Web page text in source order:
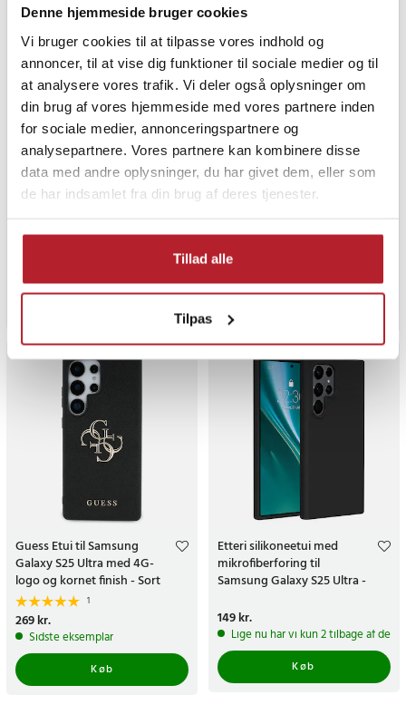
Denne hjemmeside bruger cookies
Vi bruger cookies til at tilpasse vores indhold og
annoncer, til at vise dig funktioner til sociale medier og til
at analysere vores trafik. Vi deler også oplysninger om
din brug af vores hjemmeside med vores partnere inden
for sociale medier, annonceringspartnere og
analysepartnere. Vores partnere kan kombinere disse
data med andre oplysninger, du har givet dem, eller som
de har indsamlet fra din brug af deres tjenester.
Tillad alle
Tilpas
Flip-etui med stativ og
sleep-funktion til Samsung
Kortholder og stativ med
magnet til Samsung Galaxy
1
Pris
89 kr.
Guess Etui til Samsung
Galaxy S25 Ultra med 4G-
logo og kornet finish - Sort
1
Pris:269 kr.
269 kr.
Sidste eksemplar
Køb
Etteri silikoneetui med
mikrofiberforing til
Samsung Galaxy S25 Ultra -
Pris:149 kr.
149 kr.
Lige nu har vi kun 2 tilbage af
Køb